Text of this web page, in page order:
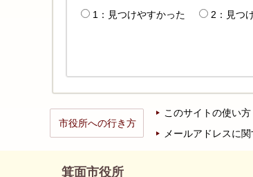
1：見つけやすかった
2：見つ
市役所への行き方
このサイトの使い
メールアドレスに
箕面市役所